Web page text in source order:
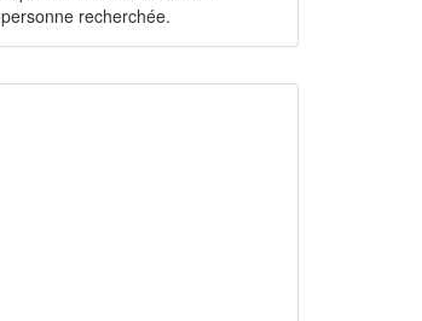
personne recherchée.